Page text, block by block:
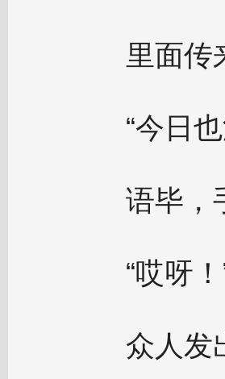
里面传
“今日
语毕，
“哎呀！
众人发